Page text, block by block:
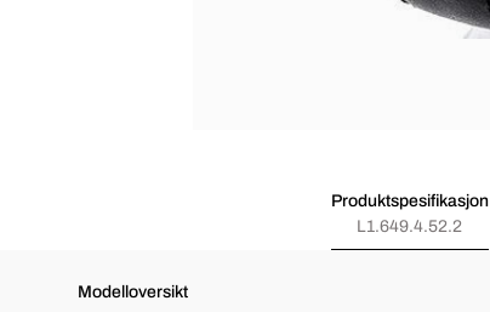
Produktspesifikasjon
L1.649.4.52.2
Modelloversikt